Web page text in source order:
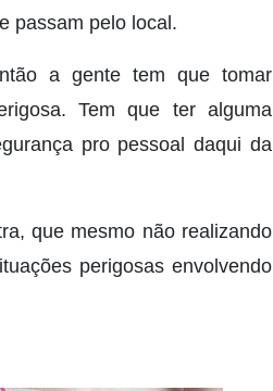
passam pelo local.
a gente tem que tomar
Tem que ter alguma
pro pessoal daqui da
que mesmo não realizando
perigosas envolvendo